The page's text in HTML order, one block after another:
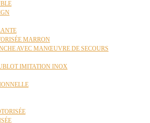
MARRON
AVEC MANŒUVRE DE SECOURS
IMITATION INOX